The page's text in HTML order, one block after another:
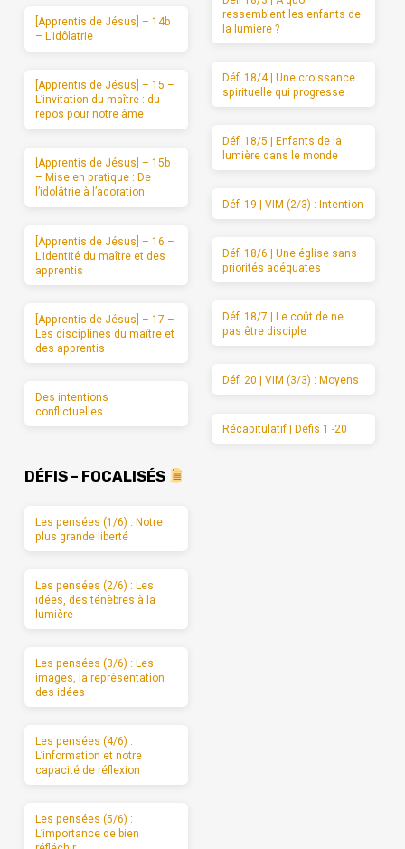
[Apprentis de Jésus] – 14b
– L’idôlatrie
[Apprentis de Jésus] – 15 –
L’invitation du maître : du
repos pour notre âme
[Apprentis de Jésus] – 15b
– Mise en pratique : De
l’idolâtrie à l’adoration
[Apprentis de Jésus] – 16 –
L’identité du maître et des
apprentis
[Apprentis de Jésus] – 17 –
Les disciplines du maître et
des apprentis
Des intentions
conflictuelles
ressemblent les enfants de
la lumière ?
Défi 18/4 | Une croissance
spirituelle qui progresse
Défi 18/5 | Enfants de la
lumière dans le monde
Défi 19 | VIM (2/3) : Intention
Défi 18/6 | Une église sans
priorités adéquates
Défi 18/7 | Le coût de ne
pas être disciple
Défi 20 | VIM (3/3) : Moyens
Récapitulatif | Défis 1 -20
DÉFIS – FOCALISÉS
Les pensées (1/6) : Notre
plus grande liberté
Les pensées (2/6) : Les
idées, des ténèbres à la
lumière
Les pensées (3/6) : Les
images, la représentation
des idées
Les pensées (4/6) :
L’information et notre
capacité de réflexion
Les pensées (5/6) :
L’importance de bien